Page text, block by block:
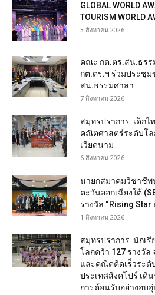
GLOBAL WORLD
TOURISM WORLD
3 สิงหาคม 2026
คณะ กต.ตร.สน.ธรร
กต.ตร.ฯ ร่วมประชุ
สน.ธรรมศาลา
7 สิงหาคม 2026
สมุทรปราการ เด็กไ
คณิตศาสตร์ระดับโล
เวียดนาม
6 สิงหาคม 2026
นายกสมาคมวิชาชีพ
ตะวันออกเฉียงใต้
รางวัล “Rising Star
1 สิงหาคม 2026
สมุทรปราการ นักเรี
โลกคว้า 127 รางวั
และคณิตคิดเร็วระดั
ประเทศสิงคโปร์ เดิ
การต้อนรับอย่างอบ